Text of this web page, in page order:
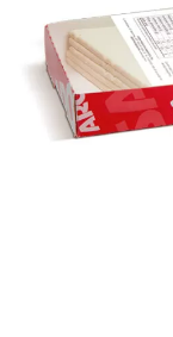
FOOD SERVICE